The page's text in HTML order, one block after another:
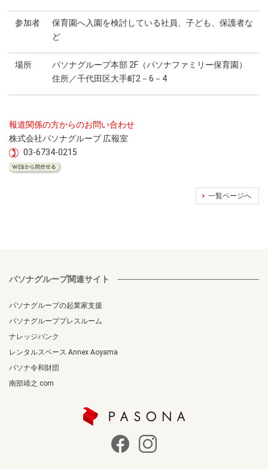
参加者
保育園へ入園を検討している社員、子ども、保護者な
ど
場所
パソナグループ本部 2F（パソナファミリー保育園）
住所／千代田区大手町2－6－4
報道関係の方からのお問い合わせ
株式会社パソナグループ 広報室
03-6734-0215
一覧ページへ
パソナグループ関連サイト
パソナグループの起業家支援
パソナグループプレスルーム
ナレッジバンク
レンタルスペース Annex Aoyama
パソナ令和財団
南部靖之.com